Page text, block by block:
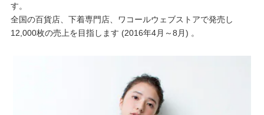
す。
全国の百貨店、下着専門店、ワコールウェブストアで発売し
12,000枚の売上を目指します (2016年4月～8月) 。